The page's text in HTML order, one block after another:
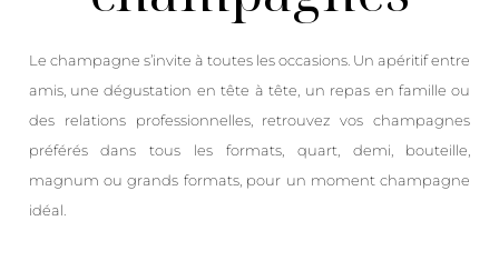
Le champagne s’invite à toutes les occasions. Un apéritif entre
amis, une dégustation en tête à tête, un repas en famille ou
des relations professionnelles, retrouvez vos champagnes
préférés dans tous les formats, quart, demi, bouteille,
magnum ou grands formats, pour un moment champagne
idéal.